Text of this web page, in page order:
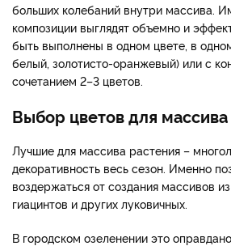
больших колебаний внутри массива.
композиции выглядят объемно и
быть выполнены в одном цвете, в
белый, золотисто-оранжевый) или с
сочетанием 2–3 цветов.
Выбор цветов для массива
Лучшие для массива растения –
декоративность весь сезон. Именно
воздержаться от создания массивов
гиацинтов и других луковичных.
В городском озеленении это